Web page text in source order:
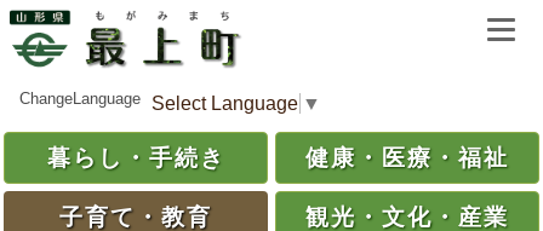
ChangeLanguage Select Language ▼
暮らし・ 手続き 健康・ 医療・福祉
子育て・ 教育 観光・ 文化・ 産業